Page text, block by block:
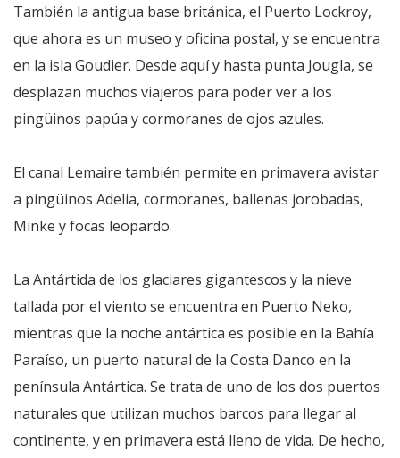
También la antigua base británica, el Puerto Lockroy,
que ahora es un museo y oficina postal, y se encuentra
en la isla Goudier. Desde aquí y hasta punta Jougla, se
desplazan muchos viajeros para poder ver a los
pingüinos papúa y cormoranes de ojos azules.
El canal Lemaire también permite en primavera avistar
a pingüinos Adelia, cormoranes, ballenas jorobadas,
Minke y focas leopardo.
La Antártida de los glaciares gigantescos y la nieve
tallada por el viento se encuentra en Puerto Neko,
mientras que la noche antártica es posible en la Bahía
Paraíso, un puerto natural de la Costa Danco en la
península Antártica. Se trata de uno de los dos puertos
naturales que utilizan muchos barcos para llegar al
continente, y en primavera está lleno de vida. De hecho,